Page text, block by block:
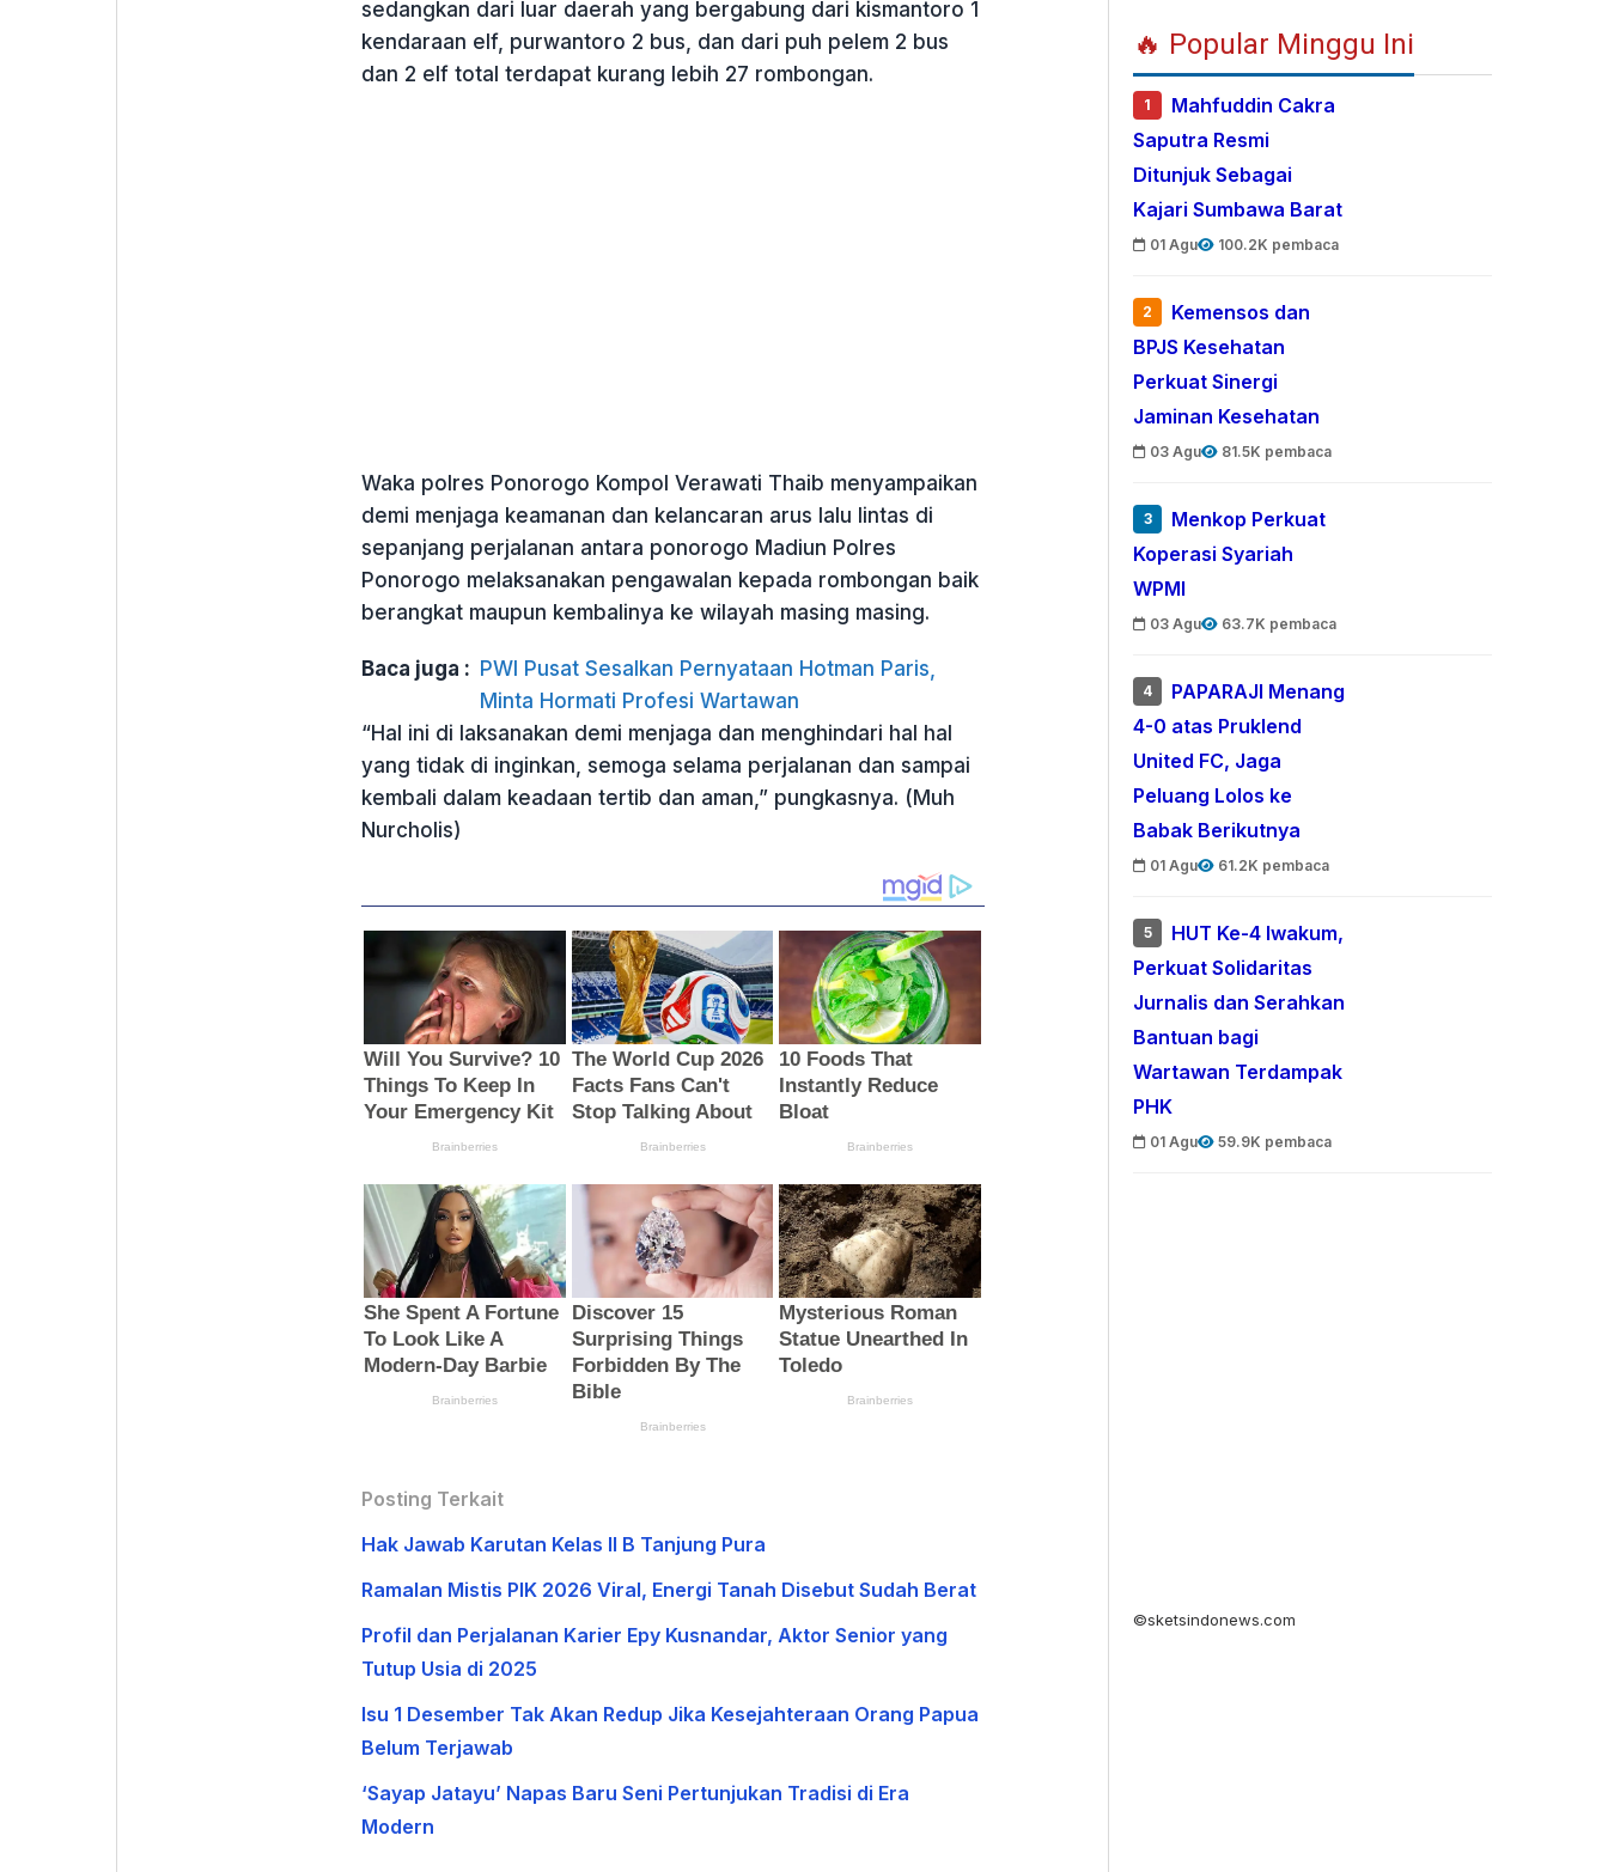
sedangkan dari luar daerah yang bergabung dari kismantoro 1
kendaraan elf, purwantoro 2 bus, dan dari puh pelem 2 bus
dan 2 elf total terdapat kurang lebih 27 rombongan.
Waka polres Ponorogo Kompol Verawati Thaib menyampaikan
demi menjaga keamanan dan kelancaran arus lalu lintas di
sepanjang perjalanan antara ponorogo Madiun Polres
Ponorogo melaksanakan pengawalan kepada rombongan baik
berangkat maupun kembalinya ke wilayah masing masing.
Baca juga : PWI Pusat Sesalkan Pernyataan Hotman Paris,
Minta Hormati Profesi Wartawan
“Hal ini di laksanakan demi menjaga dan menghindari hal hal
yang tidak di inginkan, semoga selama perjalanan dan sampai
kembali dalam keadaan tertib dan aman,” pungkasnya. (Muh
Nurcholis)
Posting Terkait
Hak Jawab Karutan Kelas II B Tanjung Pura
Ramalan Mistis PIK 2026 Viral, Energi Tanah Disebut Sudah Berat
Profil dan Perjalanan Karier Epy Kusnandar, Aktor Senior yang
Tutup Usia di 2025
Isu 1 Desember Tak Akan Redup Jika Kesejahteraan Orang Papua
Belum Terjawab
‘Sayap Jatayu’ Napas Baru Seni Pertunjukan Tradisi di Era
Modern
🔥 Popular Minggu Ini
1
Mahfuddin Cakra
Saputra Resmi
Ditunjuk Sebagai
Kajari Sumbawa Barat
01 Agu 100.2K pembaca
2
Kemensos dan
BPJS Kesehatan
Perkuat Sinergi
Jaminan Kesehatan
03 Agu 81.5K pembaca
3
Menkop Perkuat
Koperasi Syariah
WPMI
03 Agu 63.7K pembaca
4
PAPARAJI Menang
4-0 atas Pruklend
United FC, Jaga
Peluang Lolos ke
Babak Berikutnya
01 Agu 61.2K pembaca
5
HUT Ke-4 Iwakum,
Perkuat Solidaritas
Jurnalis dan Serahkan
Bantuan bagi
Wartawan Terdampak
PHK
01 Agu 59.9K pembaca
©sketsindonews.com